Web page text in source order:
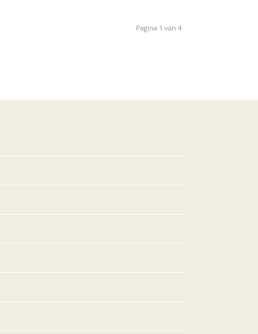
Pagina 1 van 4